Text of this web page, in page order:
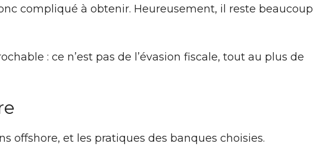
compliqué à obtenir. Heureusement, il reste beaucoup
: ce n’est pas de l’évasion fiscale, tout au plus de
offshore, et les pratiques des banques choisies.